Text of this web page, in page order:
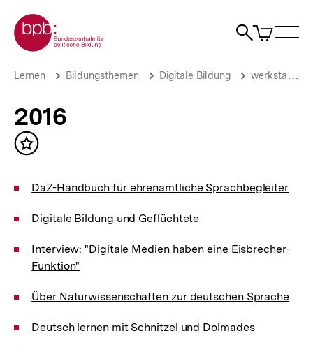
zum
Seiteninhalt
springen
Zur Startseite der bpb
Suche
Artikel
im
2016
Beiträge
der
Werkstatt
Brotkrümelnavigation
Pfadnavigation
Lernen Bildungsthemen Digitale Bildung werkstatt.bpb.de
2016
Inhalt
DaZ-Handbuch für ehrenamtliche Sprachbegleiter
Digitale Bildung und Geflüchtete
Interview: "Digitale Medien haben eine Eisbrecher-
Funktion"
Über Naturwissenschaften zur deutschen Sprache
Deutsch lernen mit Schnitzel und Dolmades